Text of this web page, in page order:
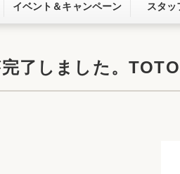
カースペース
お客さま満足度アンケート
イベント＆キャンペーン スタッ
了しました。